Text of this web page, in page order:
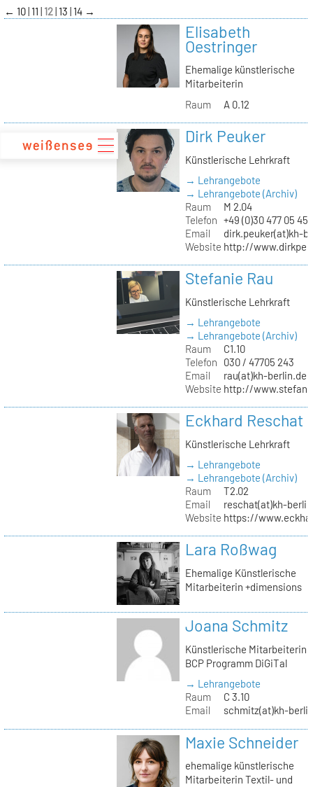
zum
Inhalt
← 10 11 12 13 14 →
Elisabeth
Oestringer
Ehemalige künstlerische
Mitarbeiterin
Raum
A 0.12
Dirk Peuker
Künstlerische Lehrkraft
→ Lehrangebote
→ Lehrangebote (Archiv)
Raum
M 2.04
Telefon +49 (0)30 477 05
Email
dirk.peuker(at)kh-
Website http://
Stefanie Rau
Künstlerische Lehrkraft
→ Lehrangebote
→ Lehrangebote (Archiv)
Raum
C1.10
Telefon
030 / 47705 243
Email
rau(at)kh-berlin.de
Website http://
Eckhard Reschat
Künstlerische Lehrkraft
→ Lehrangebote
→ Lehrangebote (Archiv)
Raum
T2.02
Email
reschat(at)kh-
Website https://
Lara Roßwag
Ehemalige Künstlerische
Mitarbeiterin +dimensions
Joana Schmitz
Künstlerische Mitarbeiterin
BCP Programm DiGiTal
→ Lehrangebote
Raum
C 3.10
Email
schmitz(at)kh-
Maxie Schneider
ehemalige künstlerische
Mitarbeiterin Textil- und